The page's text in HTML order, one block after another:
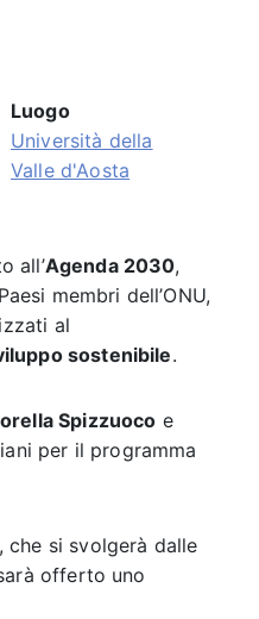
Luogo
Università della
Valle d'Aosta
all’Agenda 2030,
membri dell’ONU,
al
sostenibile.
Spizzuoco e
per il programma
che si svolgerà dalle
offerto uno